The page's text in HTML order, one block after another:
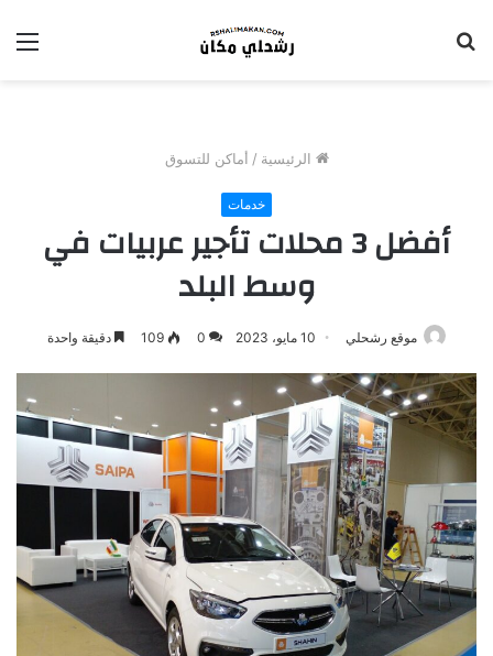
الرئيسية / أماكن للتسوق
خدمات
أفضل 3 محلات تأجير عربيات في
وسط البلد
موقع رشحلي 10 مايو، 2023 0
109 دقيقة واحدة